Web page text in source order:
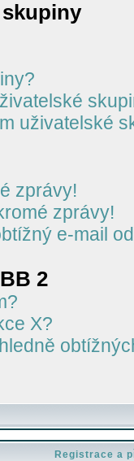
uživatelské
zprávy!
zprávy!
e-mail
2
X?
Registrace a